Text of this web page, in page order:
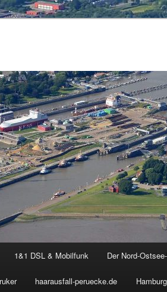
1&1 DSL & Mobilfunk Der Nord-
haarausfall-peruecke.de